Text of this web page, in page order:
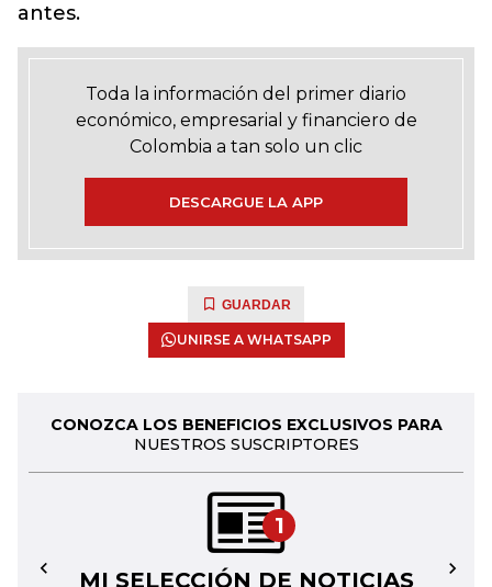
antes.
Toda la información del primer diario
económico, empresarial y financiero de
Colombia a tan solo un clic
DESCARGUE LA APP
GUARDAR
UNIRSE A WHATSAPP
CONOZCA LOS BENEFICIOS EXCLUSIVOS PARA
NUESTROS SUSCRIPTORES
1
MI SELECCIÓN DE NOTICIAS
← →